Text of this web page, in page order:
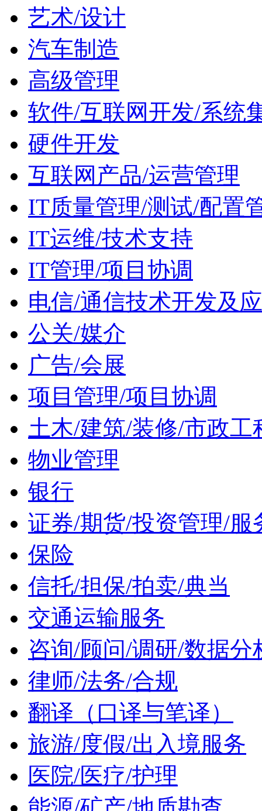
艺术/设计
汽车制造
高级管理
软件/互联网开发/系统
硬件开发
互联网产品/运营管理
IT质量管理/测试/配置
IT运维/技术支持
IT管理/项目协调
电信/通信技术开发及
公关/媒介
广告/会展
项目管理/项目协调
土木/建筑/装修/市政工
物业管理
银行
证券/期货/投资管理/服
保险
信托/担保/拍卖/典当
交通运输服务
咨询/顾问/调研/数据分
律师/法务/合规
翻译（口译与笔译）
旅游/度假/出入境服务
医院/医疗/护理